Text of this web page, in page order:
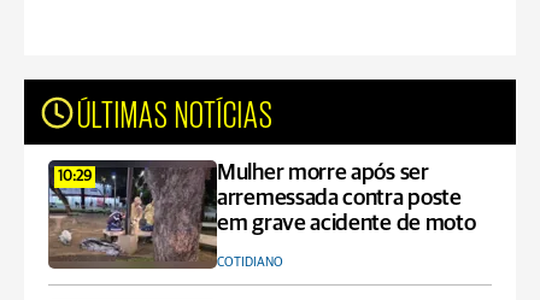
ÚLTIMAS NOTÍCIAS
10:29
Mulher morre após ser
arremessada contra poste
em grave acidente de moto
COTIDIANO